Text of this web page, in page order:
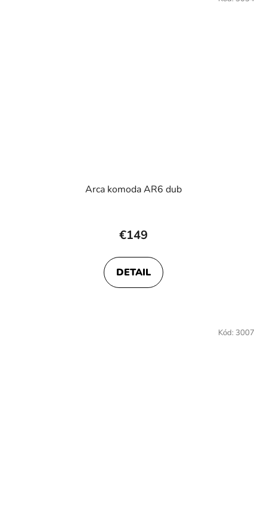
Arca komoda AR6 dub
hodnotenie
je
4,0
€149
DETAIL
Kód: 3007